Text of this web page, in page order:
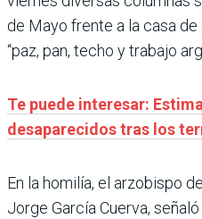
de Mayo frente a la casa
“paz, pan, techo y trabajo
Te puede interesar:
desaparecidos tras los
En la homilía, el arzobispo
Jorge García Cuerva,